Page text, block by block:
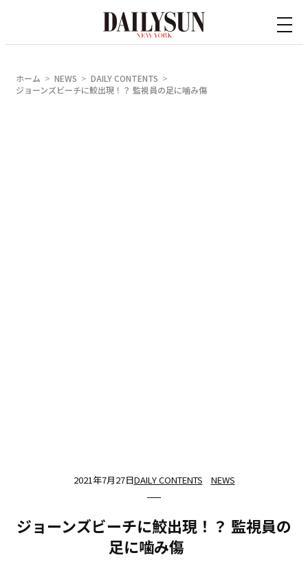
ホーム NEWS
DAILY CONTENTS
ジョーンズビーチに鮫出現！？ 監視員の足に噛み傷
2021年7月27日DAILY CONTENTS NEWS
ジョーンズビーチに鮫出現！？ 監視員の
足に噛み傷